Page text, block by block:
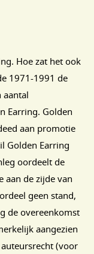
Hoe zat het ook
1971-1991 de
aantal
Earring. Golden
aan promotie
Golden Earring
oordeelt de
aan de zijde van
geen stand,
de overeenkomst
aangezien
(voor